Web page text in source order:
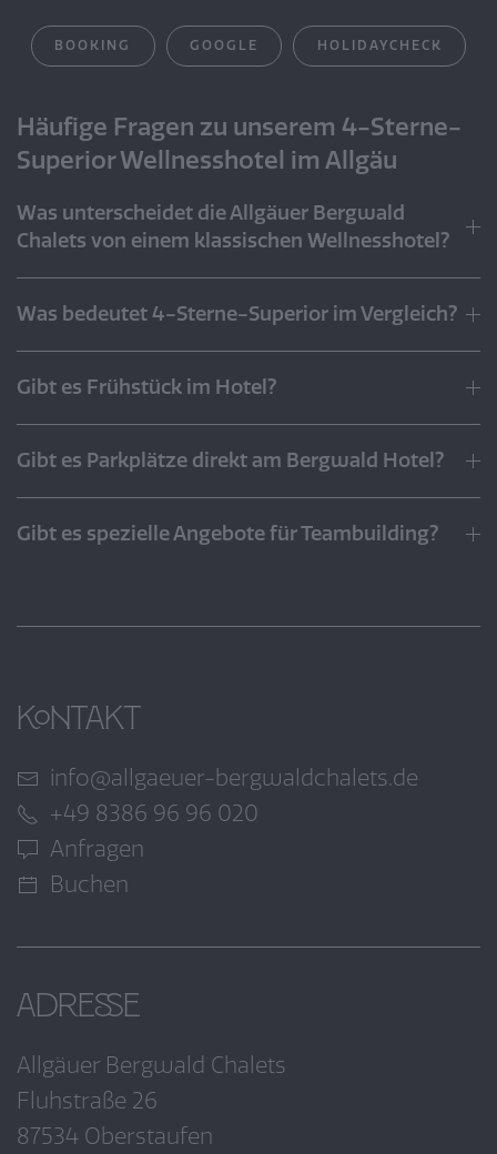
BOOKING GOOGLE HOLIDAYCHECK
Häufige Fragen zu unserem 4-Sterne-
Superior Wellnesshotel im Allgäu
Was unterscheidet die Allgäuer Bergwald
Chalets von einem klassischen Wellnesshotel?
Was bedeutet 4-Sterne-Superior im Vergleich?
Gibt es Frühstück im Hotel?
Gibt es Parkplätze direkt am Bergwald Hotel?
Gibt es spezielle Angebote für Teambuilding?
Kontakt
info@allgaeuer-bergwaldchalets.de
+49 8386 96 96 020
Anfragen
Buchen
Adresse
Allgäuer Bergwald Chalets
Fluhstraße 26
87534 Oberstaufen